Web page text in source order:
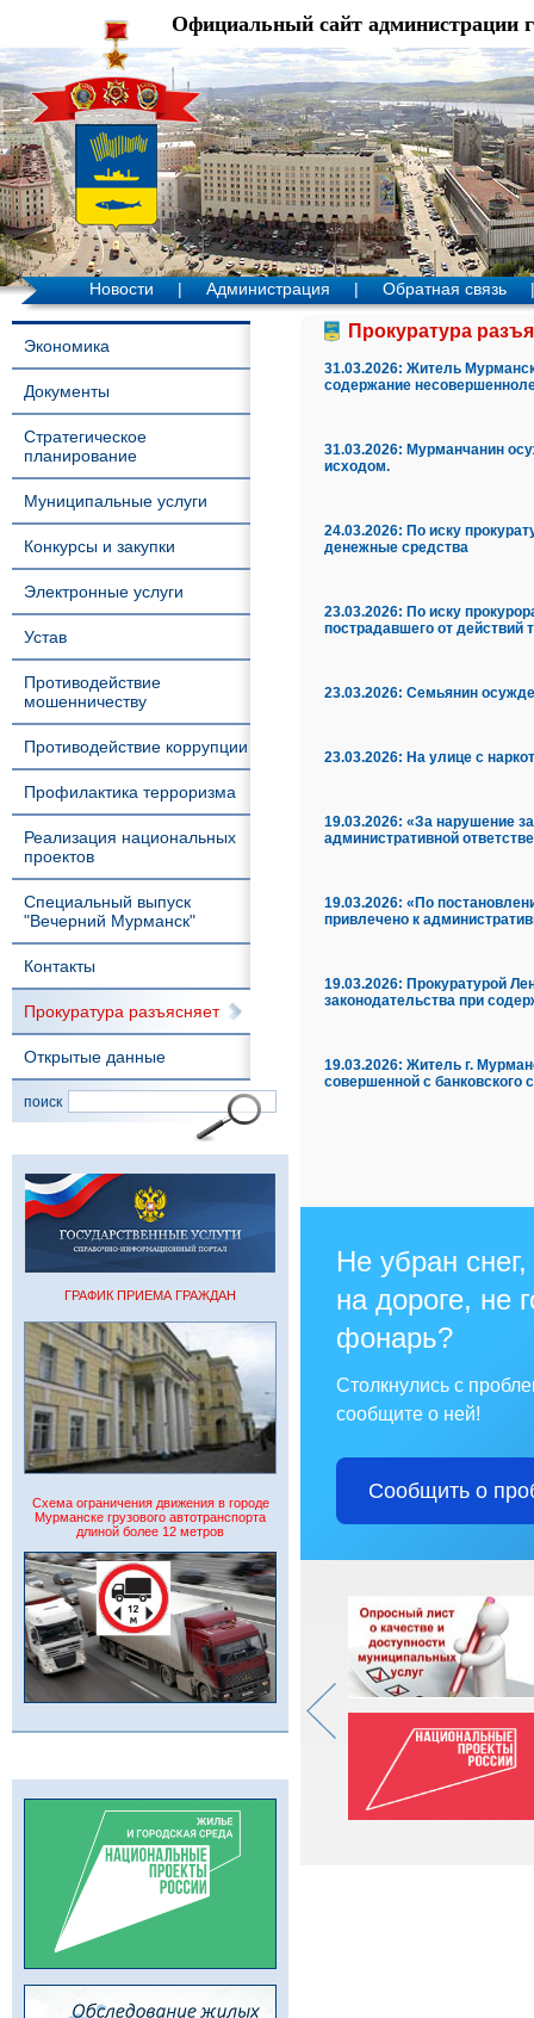
Официальный сайт администрации
Новости | Администрация | Обратная связь |
Экономика
Документы
Стратегическое
планирование
Муниципальные услуги
Конкурсы и закупки
Электронные услуги
Устав
Противодействие
мошенничеству
Противодействие коррупции
Профилактика терроризма
Реализация национальных
проектов
Специальный выпуск
"Вечерний Мурманск"
Контакты
Прокуратура разъясняет
Открытые данные
поиск
ГРАФИК ПРИЕМА ГРАЖДАН
Схема ограничения движения в городе
Мурманске грузового автотранспорта
длиной более 12 метров
Прокуратура
31.03.2026: Житель
содержание
31.03.2026: Мурманчанин
исходом.
24.03.2026: По иску
денежные средства
23.03.2026: По иску
пострадавшего от
23.03.2026: Семьянин
23.03.2026: На улице с
19.03.2026: «За нарушение
административной
19.03.2026: «По
привлечено к
19.03.2026: Прокуратурой
законодательства при
19.03.2026: Житель г.
совершенной с банковского
Не убран
на дороге, не
фонарь?
Столкнулись с
сообщите о ней!
Сообщить о